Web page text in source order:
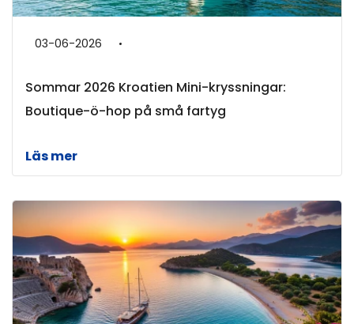
03-06-2026
Sommar 2026 Kroatien Mini-kryssningar:
Boutique-ö-hop på små fartyg
Läs mer